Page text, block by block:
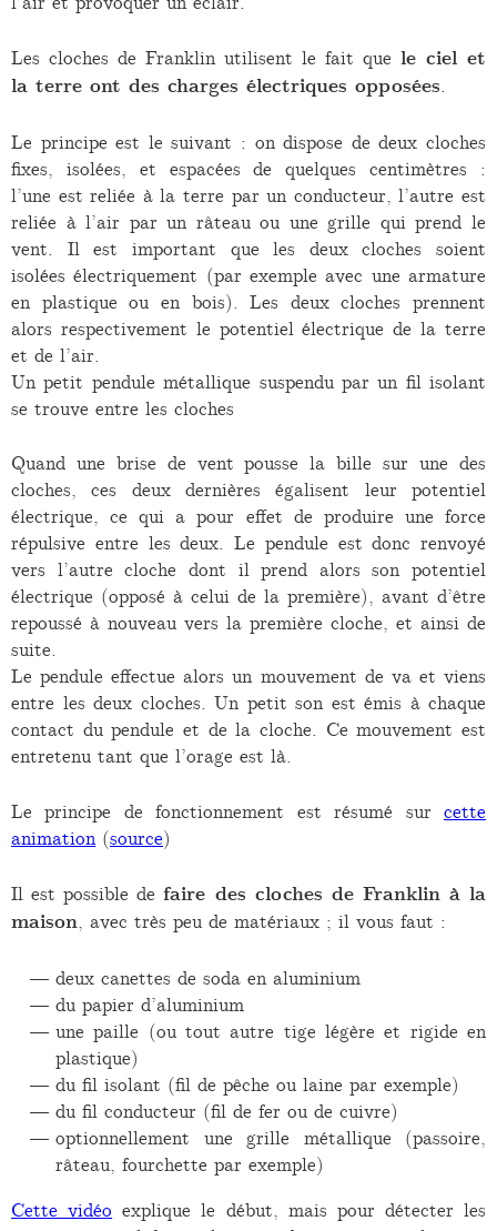
Les cloches de Franklin utilisent le fait que le ciel et
la terre ont des charges électriques opposées
Le principe est le suivant : on dispose de deux cloches
fixes, isolées, et espacées de quelques centimètres :
l’une est reliée à la terre par un conducteur, l’autre est
reliée à l’air par un râteau ou une grille qui prend le
vent. Il est important que les deux cloches soient
isolées électriquement (par exemple avec une armature
en plastique ou en bois). Les deux cloches prennent
alors respectivement le potentiel électrique de la terre
et de l’air.
Un petit pendule métallique suspendu par un fil isolant
se trouve entre les cloches
Quand une brise de vent pousse la bille sur une des
cloches, ces deux dernières égalisent leur potentiel
électrique, ce qui a pour effet de produire une force
répulsive entre les deux. Le pendule est donc renvoyé
vers l’autre cloche dont il prend alors son potentiel
électrique (opposé à celui de la première), avant d’être
repoussé à nouveau vers la première cloche, et ainsi de
suite.
Le pendule effectue alors un mouvement de va et viens
entre les deux cloches. Un petit son est émis à chaque
contact du pendule et de la cloche. Ce mouvement est
entretenu tant que l’orage est là.
Le principe de fonctionnement est résumé sur cette
animation (source)
Il est possible defaire des cloches de Franklin à la
maison , avec très peu de matériaux ; il vous faut :
deux canettes de soda en aluminium
du papier d’aluminium
une paille (ou tout autre tige légère et rigide en
plastique)
du fil isolant (fil de pêche ou laine par exemple)
du fil conducteur (fil de fer ou de cuivre)
optionnellement une grille métallique (passoire,
râteau, fourchette par exemple)
Cette vidéo explique le début, mais pour détecter les